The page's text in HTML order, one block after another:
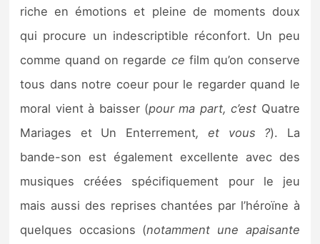
riche en émotions et pleine de moments doux
qui procure un indescriptible réconfort. Un peu
comme quand on regarde ce film qu’on conserve
tous dans notre coeur pour le regarder quand le
moral vient à baisser (pour ma part, c’est Quatre
Mariages et Un Enterrement, et vous ?). La
bande-son est également excellente avec des
musiques créées spécifiquement pour le jeu
mais aussi des reprises chantées par l’héroïne à
quelques occasions (notamment une apaisante